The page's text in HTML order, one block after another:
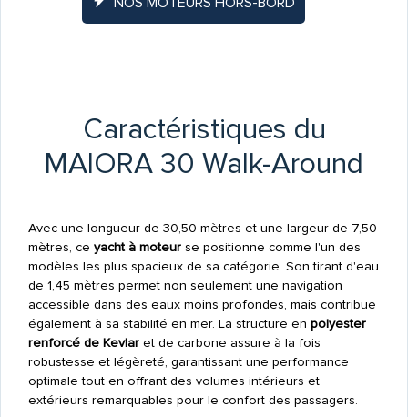
Caractéristiques du
MAIORA 30 Walk-Around
Avec une longueur de 30,50 mètres et une largeur de 7,50
mètres, ce yacht à moteurse positionne comme l'un des
modèles les plus spacieux de sa catégorie. Son tirant d'eau
de 1,45 mètres permet non seulement une navigation
accessible dans des eaux moins profondes, mais contribue
également à sa stabilité en mer. La structure en polyester
renforcé de Kevlaret de carbone assure à la fois
robustesse et légèreté, garantissant une performance
optimale tout en offrant des volumes intérieurs et
extérieurs remarquables pour le confort des passagers.